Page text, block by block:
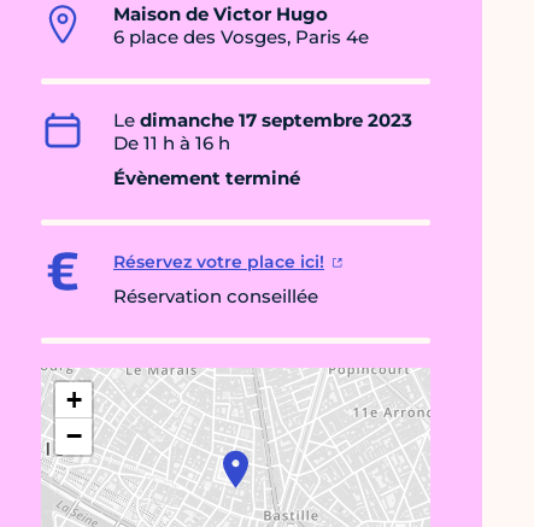
Maison de Victor Hugo
6 place des Vosges, Paris 4e
Le dimanche 17 septembre 2023
De 11 h à 16 h
Évènement terminé
Réservez votre place ici!
Réservation conseillée
+
−